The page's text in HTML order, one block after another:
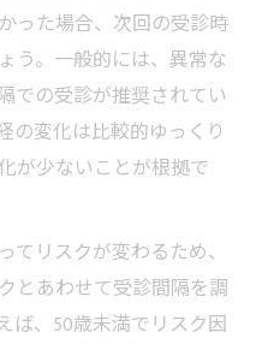
った場合、次回の受診時
う。一般的には、異常な
での受診が推奨されてい
の変化は比較的ゆっくり
が少ないことが根拠で
リスクが変わるため、
とあわせて受診間隔を調
ば、50歳未満でリスク因